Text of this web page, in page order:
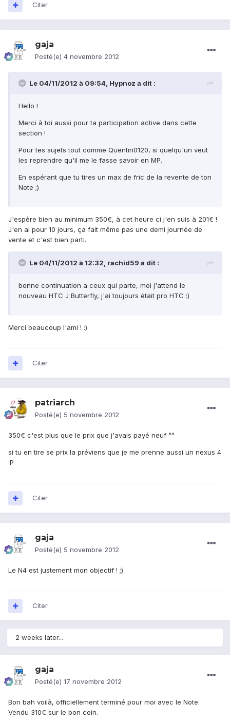
Citer
gaja
Posté(e) 4 novembre 2012
Le 04/11/2012 à 09:54, Hypnoz a dit :
Hello !
Merci à toi aussi pour ta participation active dans cette
section !
Pour tes sujets tout comme Quentin0120, si quelqu'un veut
les reprendre qu'il me le fasse savoir en MP.
En espérant que tu tires un max de fric de la revente de ton
Note ;)
J'espère bien au minimum 350€, à cet heure ci j'en suis à 201€ !
J'en ai pour 10 jours, ça fait même pas une demi journée de
vente et c'est bien parti.
Le 04/11/2012 à 12:32, rachid59 a dit :
bonne continuation a ceux qui parte, moi j'attend le
nouveau HTC J Butterfly, j'ai toujours était pro HTC :)
Merci beaucoup l'ami ! :)
Citer
patriarch
Posté(e) 5 novembre 2012
350€ c'est plus que le prix que j'avais payé neuf ^^
si tu en tire se prix la préviens que je me prenne aussi un nexus 4
:P
Citer
gaja
Posté(e) 5 novembre 2012
Le N4 est justement mon objectif ! ;)
Citer
2 weeks later...
gaja
Posté(e) 17 novembre 2012
Bon bah voilà, officiellement terminé pour moi avec le Note.
Vendu 310€ sur le bon coin.